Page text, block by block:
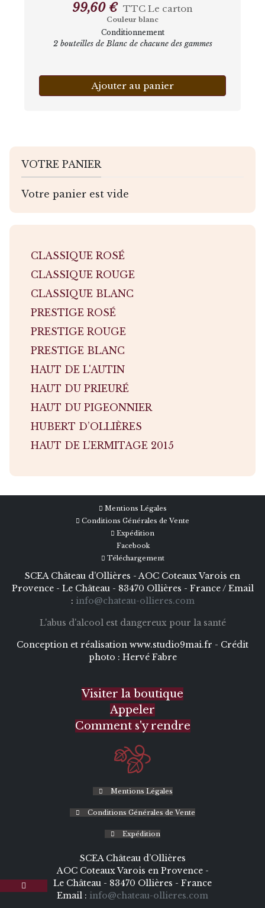
99,60 € TTC Le carton
Couleur blanc
Conditionnement
2 bouteilles de Blanc de chacune des gammes
Ajouter au panier
VOTRE PANIER
Votre panier est vide
CLASSIQUE ROSÉ
CLASSIQUE ROUGE
CLASSIQUE BLANC
PRESTIGE ROSÉ
PRESTIGE ROUGE
PRESTIGE BLANC
HAUT DE L'AUTIN
HAUT DU PRIEURÉ
HAUT DU PIGEONNIER
HUBERT D’OLLIÈRES
HAUT DE L’ERMITAGE 2015
Mentions Légales
Conditions Générales de Vente
Expédition
Facebook
Téléchargement
SCEA Château d’Ollières - AOC Coteaux Varois en
Provence - Le Château - 83470 Ollières - France / Email
: info@chateau-ollieres.com
L'abus d'alcool est dangereux pour la santé
Conception et réalisation www.studio9mai.fr - Crédit
photo : Hervé Fabre
Visiter la boutique
Appeler
Comment s'y rendre
Mentions Légales
Conditions Générales de Vente
Expédition
SCEA Château d’Ollières
AOC Coteaux Varois en Provence -
Le Château - 83470 Ollières - France
Email : info@chateau-ollieres.com